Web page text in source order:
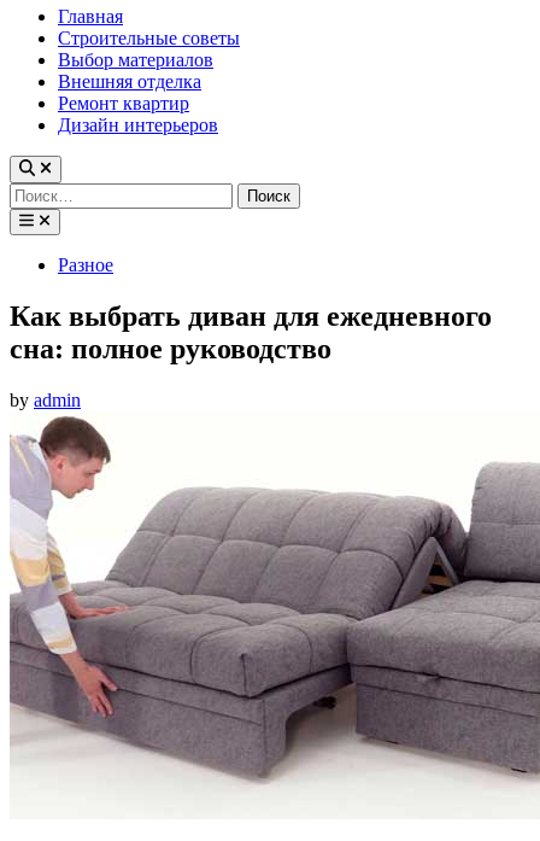
Главная
Строительные советы
Выбор материалов
Внешняя отделка
Ремонт квартир
Дизайн интерьеров
Найти:
PostedРазное
Как выбрать диван для ежедневного
сна: полное руководство
by admin